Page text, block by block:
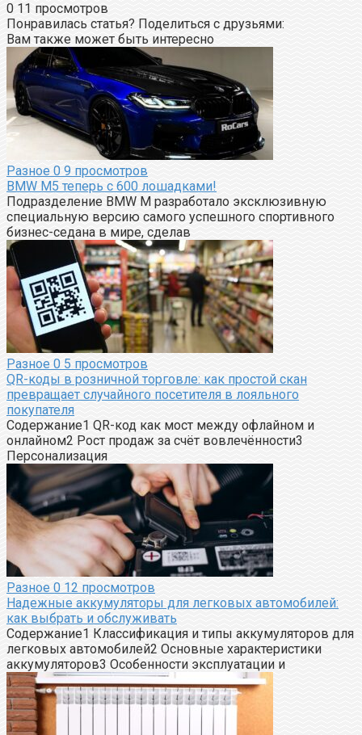
0 11 просмотров
Понравилась статья? Поделиться с друзьями:
Вам также может быть интересно
Разное 0 9 просмотров
BMW M5 теперь с 600 лошадками!
Подразделение BMW M разработало эксклюзивную
специальную версию самого успешного спортивного
бизнес-седана в мире, сделав
Разное 0 5 просмотров
QR-коды в розничной торговле: как простой скан
превращает случайного посетителя в лояльного
покупателя
Содержание1 QR-код как мост между офлайном и
онлайном2 Рост продаж за счёт вовлечённости3
Персонализация
Разное 0 12 просмотров
Надежные аккумуляторы для легковых автомобилей:
как выбрать и обслуживать
Содержание1 Классификация и типы аккумуляторов для
легковых автомобилей2 Основные характеристики
аккумуляторов3 Особенности эксплуатации и